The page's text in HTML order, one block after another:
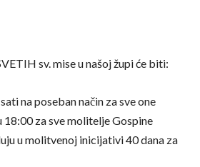
sv. mise u našoj župi će biti:
na poseban način za sve one
za sve molitelje Gospine
u molitvenoj inicijativi 40 dana za